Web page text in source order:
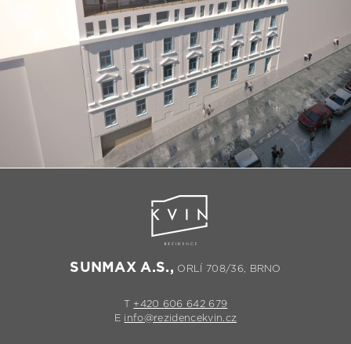
SUNMAX A.S., ORLÍ 708/36, BRNO
T +420 606 642 679
E info@rezidencekvin.cz